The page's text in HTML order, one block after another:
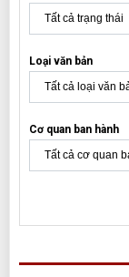
Loại văn bản
Cơ quan ban hành